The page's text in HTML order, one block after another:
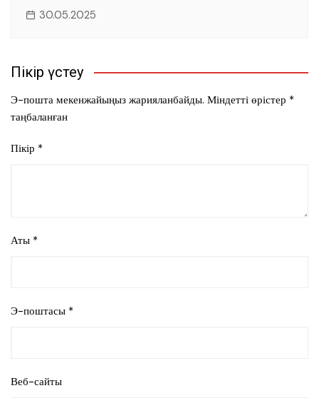
30.05.2025
Пікір үстеу
Э-пошта мекенжайыңыз жарияланбайды. Міндетті өрістер *
таңбаланған
Пікір *
Аты *
Э-поштасы *
Веб-сайты